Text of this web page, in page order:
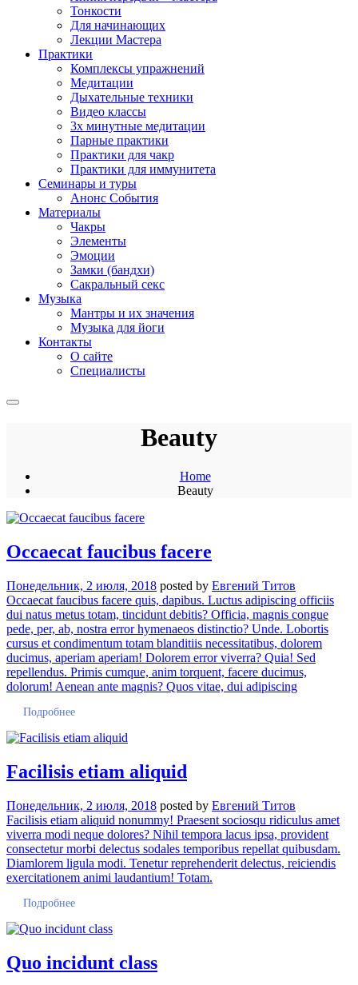
Тонкости
Для начинающих
Лекции Мастера
Практики
Комплексы упражнений
Медитации
Дыхательные техники
Видео классы
3х минутные медитации
Парные практики
Практики для чакр
Практики для иммунитета
Семинары и туры
Анонс События
Материалы
Чакры
Элементы
Эмоции
Замки (бандхи)
Сакральный секс
Музыка
Мантры и их значения
Музыка для йоги
Контакты
О сайте
Специалисты
Beauty
Home
Beauty
Occaecat faucibus facere
Понедельник, 2 июля, 2018 posted by Евгений Титов
Occaecat faucibus facere quis, dapibus. Luctus adipiscing officiis
dui natus metus totam, tincidunt debitis? Officia, magnis congue
pede, per, ab, nostra error hymenaeos distinctio? Unde. Lobortis
cursus et condimentum totam blanditiis necessitatibus, dolorem
ducimus, aperiam aperiam! Dolorem error viverra? Quia! Sed
repellendus. Primis cumque, anim torquent, facere ducimus,
dolorum! Aenean ante magnis? Quos vitae, dui adipiscing
Подробнее
Facilisis etiam aliquid
Понедельник, 2 июля, 2018 posted by Евгений Титов
Facilisis etiam aliquid nonummy! Praesent sociosqu ridiculus amet
viverra modi neque dolores? Nihil tempora lacus ipsa, provident
consectetur morbi delectus sodales temporibus repellat quibusdam.
Diamlorem ligula modi. Tenetur reprehenderit delectus, reiciendis
exercitationem animi laudantium! Totam.
Подробнее
Quo incidunt class